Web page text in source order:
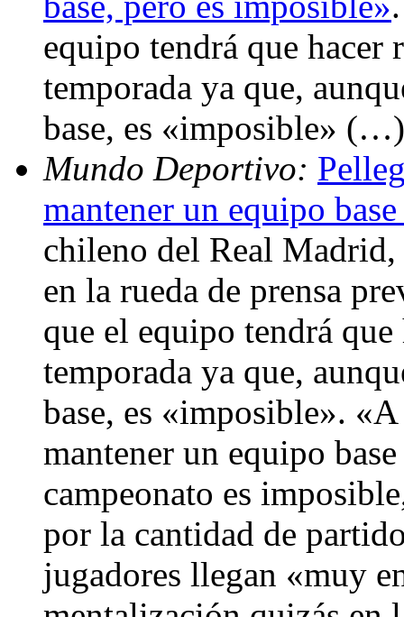
equipo tendrá que hacer
temporada ya que,
base, es «imposible» (…)
Mundo Deportivo:
mantener un equipo
chileno del Real
en la rueda de prensa
que el equipo tendrá
temporada ya que,
base, es «imposible».
mantener un equipo
campeonato es
por la cantidad de
jugadores llegan «muy